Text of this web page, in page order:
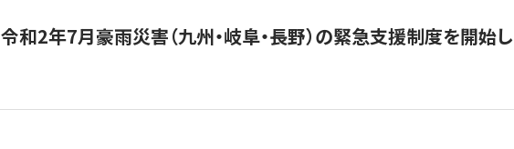
令和2年7月豪雨災害（九州・岐阜・長野）の緊急支援制度を開始